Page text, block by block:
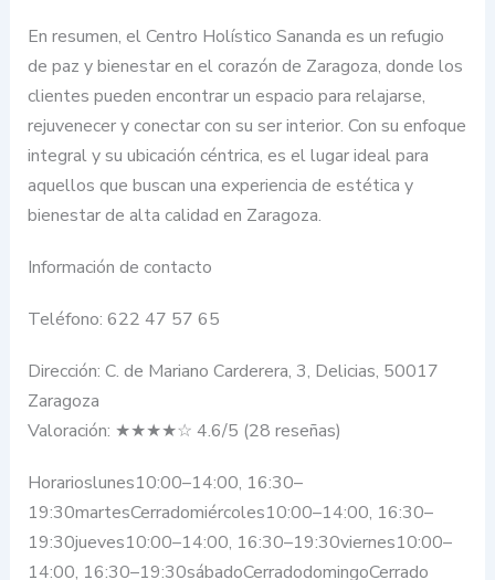
En resumen, el Centro Holístico Sananda es un refugio
de paz y bienestar en el corazón de Zaragoza, donde los
clientes pueden encontrar un espacio para relajarse,
rejuvenecer y conectar con su ser interior. Con su enfoque
integral y su ubicación céntrica, es el lugar ideal para
aquellos que buscan una experiencia de estética y
bienestar de alta calidad en Zaragoza.
Información de contacto
Teléfono: 622 47 57 65
Dirección: C. de Mariano Carderera, 3, Delicias, 50017
Zaragoza
Valoración: ★★★★☆ 4.6/5 (28 reseñas)
Horarioslunes10:00–14:00, 16:30–
19:30martesCerradomiércoles10:00–14:00, 16:30–
19:30jueves10:00–14:00, 16:30–19:30viernes10:00–
14:00, 16:30–19:30sábadoCerradodomingoCerrado